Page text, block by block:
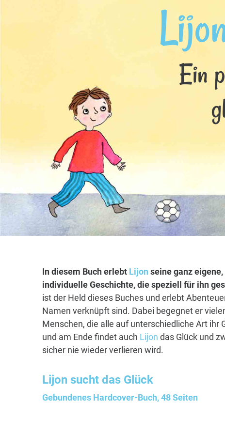
Ein
In diesem Buch erlebt Lijon seine ganz eigene,
individuelle Geschichte, die speziell für ihn
ist der Held dieses Buches und erlebt
Namen verknüpft sind. Dabei begegnet er
Menschen, die alle auf unterschiedliche Art ihr
und am Ende findet auch Lijon das Glück und
sicher nie wieder verlieren wird.
Lijon sucht das Glück
Gebundenes Hardcover-Buch, 48 Seiten